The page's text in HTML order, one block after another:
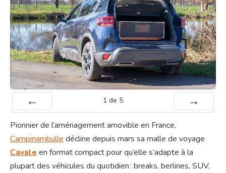
1 de 5
Pionnier de l’aménagement amovible en France,
Campinambulle décline depuis mars sa malle de voyage
Cavale en format compact pour qu’elle s’adapte à la
plupart des véhicules du quotidien : breaks, berlines, SUV,